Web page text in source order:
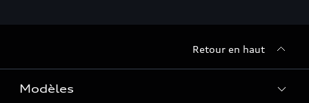
Retour en haut
Modèles